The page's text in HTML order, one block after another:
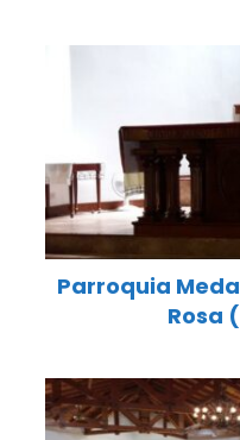
Parroquia
Rosa